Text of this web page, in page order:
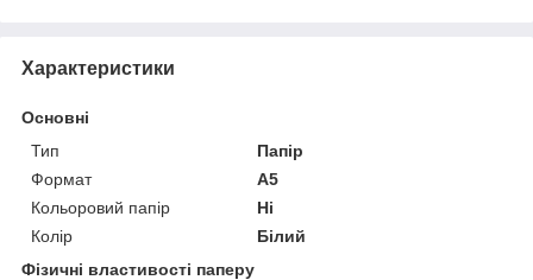
Характеристики
Основні
Тип
Папір
Формат
A5
Кольоровий папір
Ні
Колір
Білий
Фізичні властивості паперу